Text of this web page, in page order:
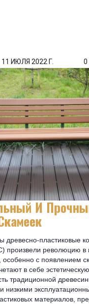
11 ИЮЛЯ 2022 Г.
И
древесно-пластиковые
произвели революцию в
с появлением
в себе эстетическую
традиционной
низкими
материалов,